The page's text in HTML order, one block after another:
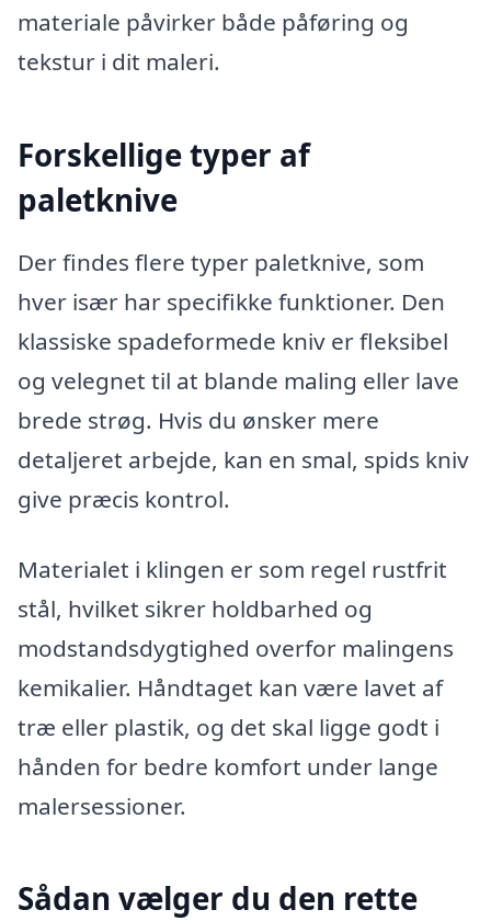
materiale påvirker både påføring og
tekstur i dit maleri.
Forskellige typer af
paletknive
Der findes flere typer paletknive, som
hver især har specifikke funktioner. Den
klassiske spadeformede kniv er fleksibel
og velegnet til at blande maling eller lave
brede strøg. Hvis du ønsker mere
detaljeret arbejde, kan en smal, spids kniv
give præcis kontrol.
Materialet i klingen er som regel rustfrit
stål, hvilket sikrer holdbarhed og
modstandsdygtighed overfor malingens
kemikalier. Håndtaget kan være lavet af
træ eller plastik, og det skal ligge godt i
hånden for bedre komfort under lange
malersessioner.
Sådan vælger du den rette